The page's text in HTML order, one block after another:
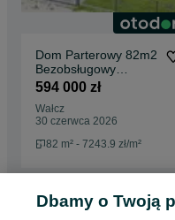
Dom Parterowy 82m2
Bezobsługowy
Klimatyzacja
594 000 zł
Wałcz
30 czerwca 2026
82 m² - 7243.9 zł/m²
Strona główna Nieruchomości
Dbamy o Twoją